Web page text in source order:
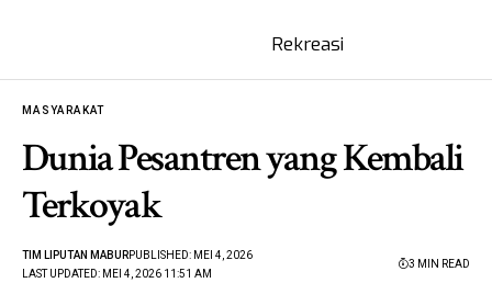
Rekreasi
MASYARAKAT
Dunia Pesantren yang Kembali
Terkoyak
LAST UPDATED: MEI 4, 2026 11:51 AM
TIM LIPUTAN MABURPUBLISHED: MEI 4, 2026
3 MIN READ